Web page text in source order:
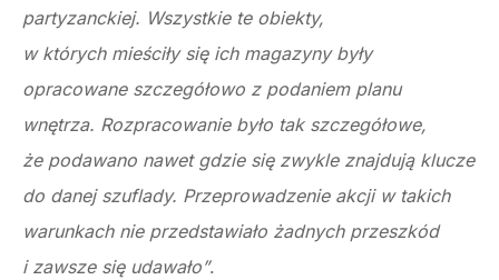
partyzanckiej. Wszystkie te obiekty,
w których mieściły się ich magazyny były
opracowane szczegółowo z podaniem planu
wnętrza. Rozpracowanie było tak szczegółowe,
że podawano nawet gdzie się zwykle znajdują klucze
do danej szuflady. Przeprowadzenie akcji w takich
warunkach nie przedstawiało żadnych przeszkód
i zawsze się udawało”.